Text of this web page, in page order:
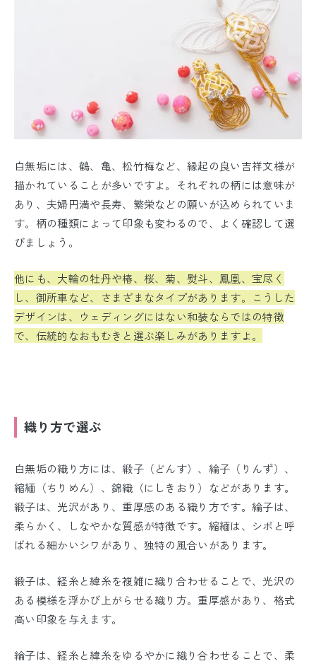
白無垢には、鶴、亀、松竹梅など、縁起の良い吉祥文様が
描かれていることが多いですよ。それぞれの柄には意味が
あり、夫婦円満や長寿、繁栄などの願いが込められていま
す。柄の種類によって印象も変わるので、よく確認して選
びましょう。
他にも、大輪の牡丹や椿、桜、菊、熨斗、鳳凰、宝尽く
し、御所車など、さまざまなタイプがあります。こうした
デザインは、ウェディングにはない和装ならではの特徴
で、伝統的なおもむきと選ぶ楽しみがありますよ。
織り方で選ぶ
白無垢の織り方には、緞子（どんす）、綸子（りんず）、
縮緬（ちりめん）、錦織（にしきおり）などがあります。
緞子は、光沢があり、重厚感のある織り方です。綸子は、
柔らかく、しなやかな質感が特徴です。縮緬は、シボと呼
ばれる細かいシワがあり、独特の風合いがあります。
緞子は、経糸と緯糸を複雑に織り合わせることで、光沢の
ある模様を浮かび上がらせる織り方。重厚感があり、格式
高い印象を与えます。
綸子は、経糸と緯糸をゆるやかに織り合わせることで、柔